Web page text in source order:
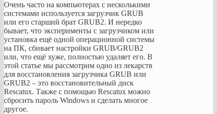
Очень часто на компьютерах с несколькими
системами используется загрузчик GRUB
или его старший брат GRUB2. И нередко
бывает, что эксперименты с загрузчиком или
установка ещё одной операционной системы
на ПК, сбивает настройки GRUB/GRUB2
или, что ещё хуже, полностью удаляет его. В
этой статье мы рассмотрим одно из лекарств
для восстановления загрузчика GRUB или
GRUB2 – это восстановительный диск
Rescatux. Также с помощью Rescatux можно
сбросить пароль Windows и сделать многое
другое.